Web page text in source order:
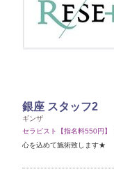
銀座 スタッフ2
ギンザ
セラピスト【指名料550円】
心を込めて施術致します★